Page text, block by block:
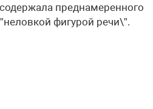
преднамеренного
фигурой речи\”.